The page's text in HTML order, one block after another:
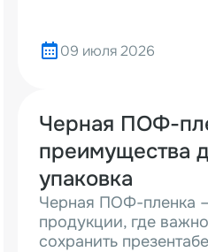
09 июля 2026
Черная ПОФ-
преимущества
упаковка
Черная ПОФ-пленка
продукции, где
сохранить